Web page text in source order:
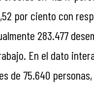
por ciento con
283.477
En el dato
de 75.640